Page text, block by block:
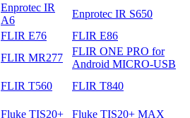
Enprotec IR
A6
Enprotec IR S650
FLIR E76
FLIR E86
FLIR MR277
FLIR ONE PRO for
Android MICRO-USB
FLIR T560 FLIR T840
Fluke TIS20+
Fluke TIS20+ MAX